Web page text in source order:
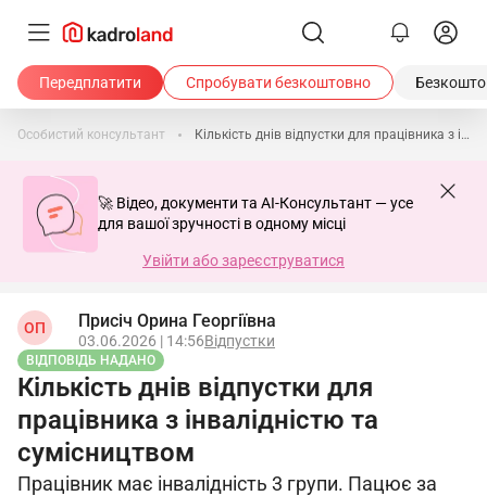
Передплатити Спробувати безкоштовно
Особистий консультант Кількість днів відпустки для працівника з інвалідністю та сумісництвом
🚀 Відео, документи та AI-Консультант — усе
для вашої зручності в одному місці
Увійти або зареєструватися
ОП Присіч Орина Георгіївна
03.06.2026 | 14:56Відпустки
ВІДПОВІДЬ НАДАНО
Кількість днів відпустки для
працівника з інвалідністю та
сумісництвом
Працівник має інвалідність 3 групи. Пацює за